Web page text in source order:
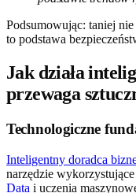
Podsumowując: taniej
to podstawa
Jak działa
przewaga
Technologiczne
Inteligentny doradca
narzędzie
Data i uczenia